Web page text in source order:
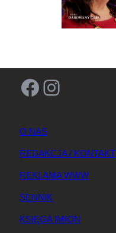
Facebook Instagram
O NAS
REDAKCJA / KONTAKT
REKLAMA WWW
SENNIK
KSIĘGA IMION